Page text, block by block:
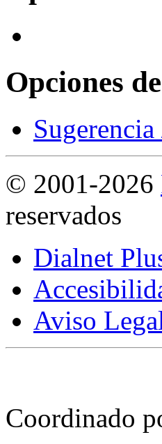
Opciones
© 2001-2026
reservados
Dialnet
Aviso
Coordinado